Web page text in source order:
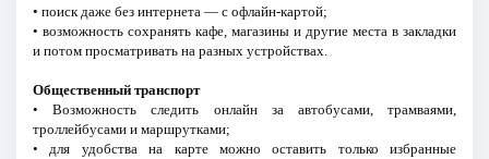
• поиск даже без интернета — с офлайн-картой;
• возможность сохранять кафе, магазины и другие места в закладки
и потом просматривать на разных устройствах.
Общественный транспорт
• Возможность следить онлайн за автобусами, трамваями,
троллейбусами и маршрутками;
• для удобства на карте можно оставить только избранные